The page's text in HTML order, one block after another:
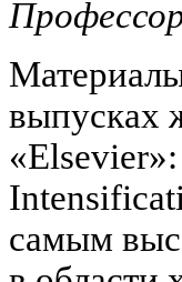
выпусках
самым